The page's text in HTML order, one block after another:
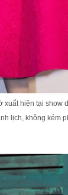
xuất hiện tại
lịch, không kém